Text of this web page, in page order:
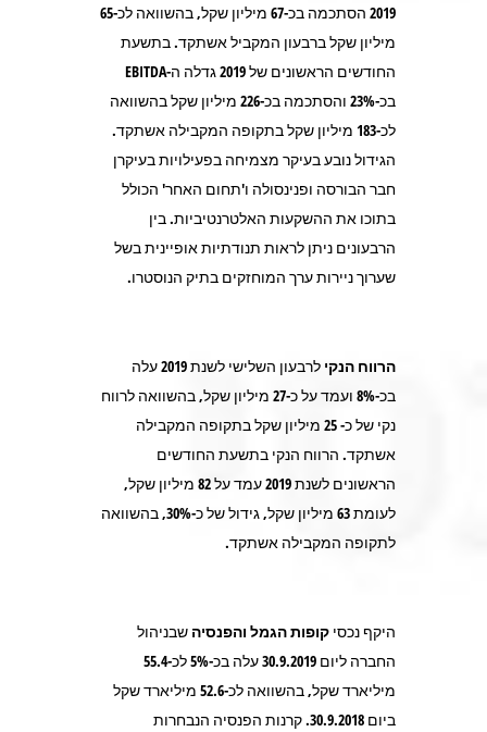
2019 הסתכמה בכ-67 מיליון שקל, בהשוואה לכ-65
מיליון שקל ברבעון המקביל אשתקד. בתשעת
החודשים הראשונים של 2019 גדלה ה-EBITDA
בכ-23% והסתכמה בכ-226 מיליון שקל בהשוואה
לכ-183 מיליון שקל בתקופה המקבילה אשתקד.
הגידול נובע בעיקר מצמיחה בפעילויות בעיקרן
חבר הבורסה ופנינסולה ו'תחום האחר' הכולל
בתוכו את ההשקעות האלטרנטיביות. בין
הרבעונים ניתן לראות תנודתיות אופיינית בשל
שערוך ניירות ערך המוחזקים בתיק הנוסטרו.
הרווח הנקי
לרבעון השלישי לשנת 2019 עלה
בכ-8% ועמד על כ-27 מיליון שקל, בהשוואה לרווח
נקי של כ- 25 מיליון שקל בתקופה המקבילה
אשתקד. הרווח הנקי בתשעת החודשים
הראשונים לשנת 2019 עמד על 82 מיליון שקל,
לעומת 63 מיליון שקל, גידול של כ-30%, בהשוואה
לתקופה המקבילה אשתקד.
היקף נכסי קופות הגמל והפנסיה שבניהול
החברה ליום 30.9.2019 עלה בכ-5% לכ-55.4
מיליארד שקל, בהשוואה לכ-52.6 מיליארד שקל
ביום 30.9.2018. קרנות הפנסיה הנבחרות